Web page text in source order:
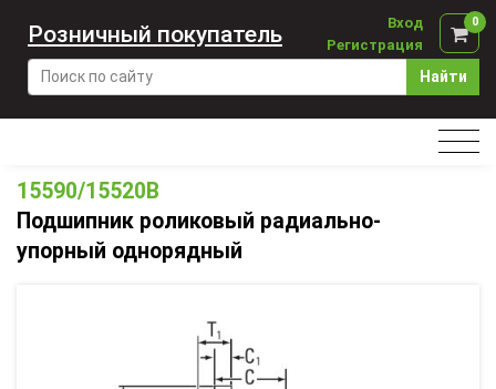
Найти
Вход
Регистрация
0
Розничный покупатель
15590/15520B
Подшипник роликовый радиально-
упорный однорядный